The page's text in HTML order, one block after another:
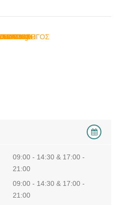
09:00 - 14:30 & 17:00 -
21:00
09:00 - 14:30 & 17:00 -
21:00